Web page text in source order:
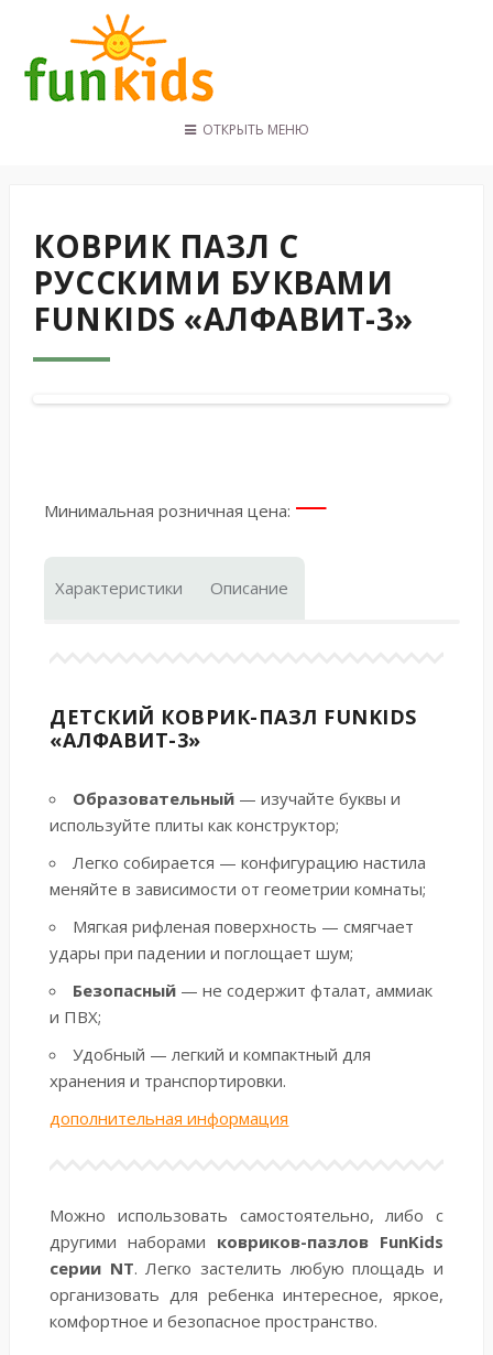
ОТКРЫТЬ МЕНЮ
КОВРИК ПАЗЛ С
РУССКИМИ БУКВАМИ
FUNKIDS «АЛФАВИТ-3»
Минимальная розничная цена: —
Характеристики Описание
ДЕТСКИЙ КОВРИК-ПАЗЛ FUNKIDS
«АЛФАВИТ-3»
Образовательный — изучайте буквы и
используйте плиты как конструктор;
Легко собирается — конфигурацию настила
меняйте в зависимости от геометрии комнаты;
Мягкая рифленая поверхность — смягчает
удары при падении и поглощает шум;
Безопасный — не содержит фталат, аммиак
и ПВХ;
Удобный — легкий и компактный для
хранения и транспортировки.
дополнительная информация
Можно использовать самостоятельно, либо с
другими наборами ковриков-пазлов FunKids
серии NT. Легко застелить любую площадь и
организовать для ребенка интересное, яркое,
комфортное и безопасное пространство.